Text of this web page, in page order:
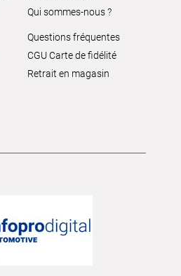
Qui sommes-nous ?
Questions fréquentes
CGU Carte de fidélité
Retrait en magasin